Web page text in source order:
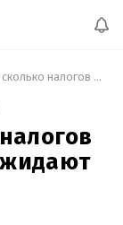
"Этого мало": сколько налогов от игорного бизнеса ожидают депутаты